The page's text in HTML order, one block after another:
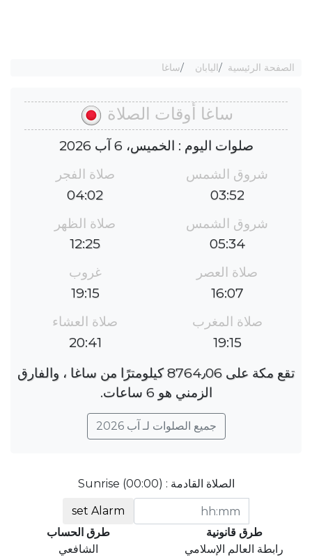
الصفحة الرئيسية اليابان ساغا
ساغا أوقات الصلاة
صلوات اليوم : الخميس، 6 آب 2026
شروق الشمس
03:52
صلاة الفجر
04:02
شروق الشمس
05:34
صلاة الظهر
12:25
صلاة العصر
16:07
غروب
19:15
صلاة المغرب
19:15
صلاة العشاء
20:41
تقع مكة على 8764٫06 كيلومترًا من ساغا ، والفارق
الزمني هو 6 ساعات.
جميع الصلوات لـ آب 2026
الصلاة القادمة : Sunrise (00:00)
set Alarm
طرق قانونية
رابطة العالم الإسلامي
طرق الحساب
الشافعي